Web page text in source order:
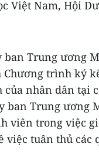
Việt Nam, Hội
Trung ương
trình ký
nhân dân tại
ban Trung ương
viên trong việc
việc tuân thủ các